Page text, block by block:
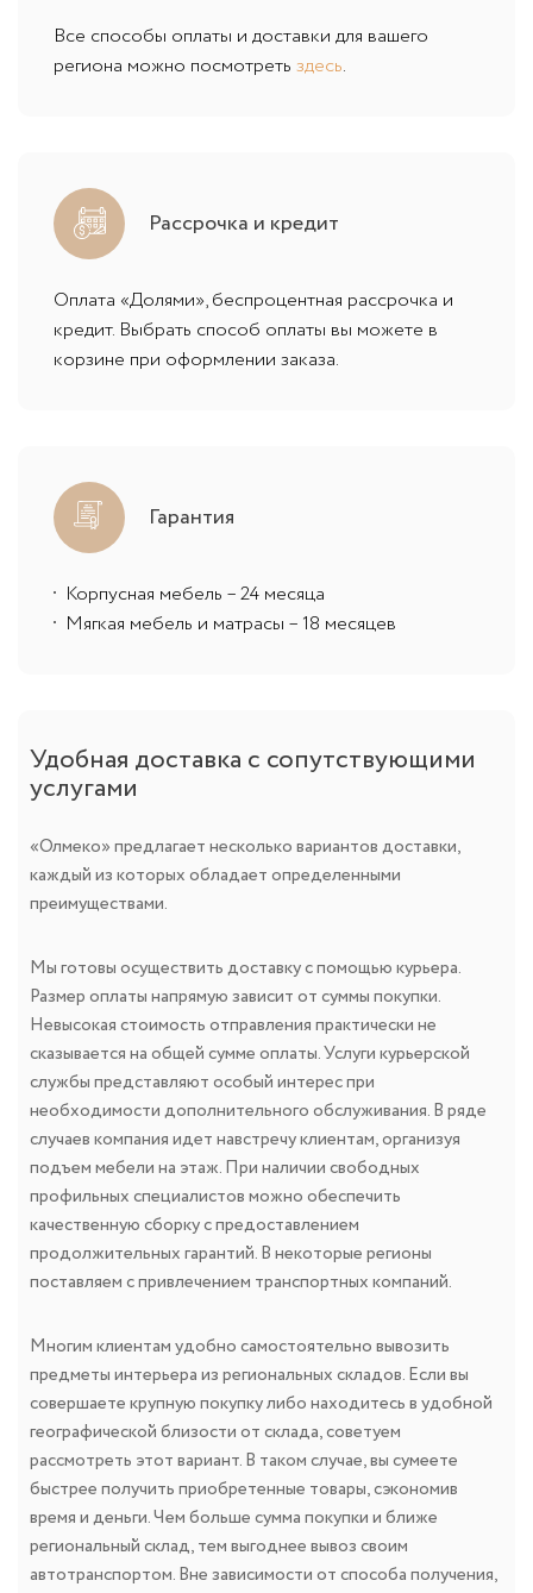
Все способы оплаты и доставки для вашего
региона можно посмотреть здесь.
Рассрочка и кредит
Оплата «Долями», беспроцентная рассрочка и
кредит. Выбрать способ оплаты вы можете в
корзине при оформлении заказа.
Гарантия
Корпусная мебель – 24 месяца
Мягкая мебель и матрасы – 18 месяцев
Удобная доставка с сопутствующими
услугами
«Олмеко» предлагает несколько вариантов доставки,
каждый из которых обладает определенными
преимуществами.
Мы готовы осуществить доставку с помощью курьера.
Размер оплаты напрямую зависит от суммы покупки.
Невысокая стоимость отправления практически не
сказывается на общей сумме оплаты. Услуги курьерской
службы представляют особый интерес при
необходимости дополнительного обслуживания. В ряде
случаев компания идет навстречу клиентам, организуя
подъем мебели на этаж. При наличии свободных
профильных специалистов можно обеспечить
качественную сборку с предоставлением
продолжительных гарантий. В некоторые регионы
поставляем с привлечением транспортных компаний.
Многим клиентам удобно самостоятельно вывозить
предметы интерьера из региональных складов. Если вы
совершаете крупную покупку либо находитесь в удобной
географической близости от склада, советуем
рассмотреть этот вариант. В таком случае, вы сумеете
быстрее получить приобретенные товары, сэкономив
время и деньги. Чем больше сумма покупки и ближе
региональный склад, тем выгоднее вывоз своим
автотранспортом. Вне зависимости от способа получения,